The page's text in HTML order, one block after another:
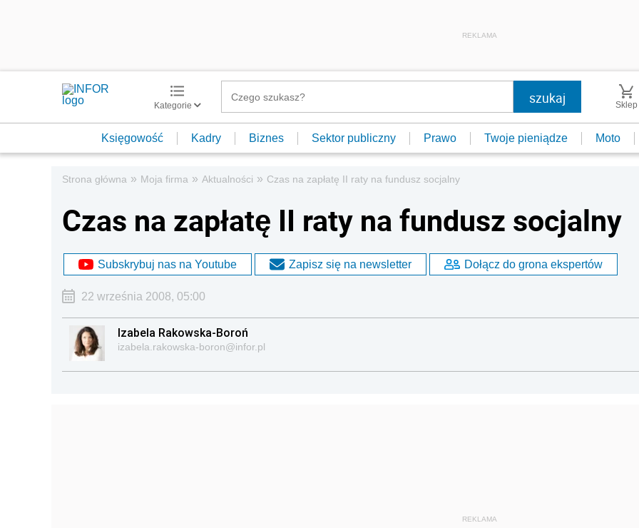
REKLAMA
Kategorie Sklep
Księgowość Kadry Biznes Sektor publiczny Prawo Twoje pieniądze Moto
Strona główna » Moja firma » Aktualności » Czas na zapłatę II raty na fundusz socjalny
Czas na zapłatę II raty na fundusz socjalny
Subskrybuj nas na Youtube Zapisz się na newsletter Dołącz do grona ekspertów
22 września 2008, 05:00
Izabela Rakowska-Boroń
izabela.rakowska-boron@infor.pl